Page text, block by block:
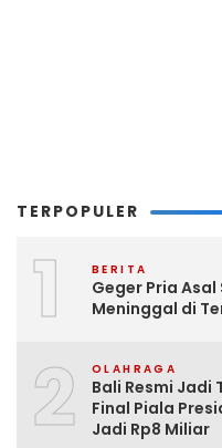
TERPOPULER
1 BERITA
Geger Pria
Meninggal di
2 OLAHRAGA
Bali Resmi Jadi
Final Piala
Jadi Rp8 Miliar